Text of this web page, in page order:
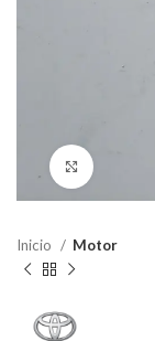
Inicio Motor